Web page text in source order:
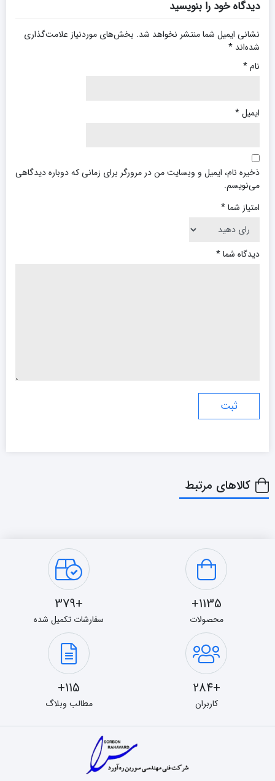
دیدگاه خود را بنویسید
نشانی ایمیل شما منتشر نخواهد شد. بخش‌های موردنیاز علامت‌گذاری
شده‌اند *
نام*
ایمیل*
ذخیره نام، ایمیل و وبسایت من در مرورگر برای زمانی که دوباره دیدگاهی
می‌نویسم.
امتیاز شما*
دیدگاه شما*
کالاهای مرتبط
1135+
محصولات
+379
سفارشات تکمیل شده
+284
کاربران
115+
مطالب وبلاگ